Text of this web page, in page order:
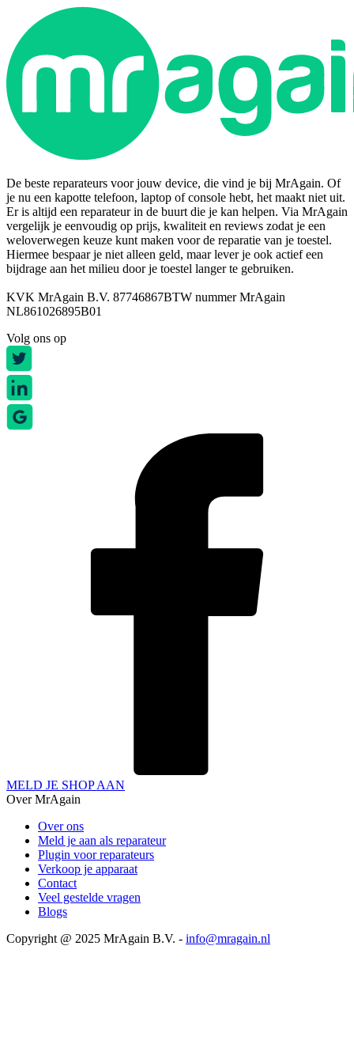
De beste reparateurs voor jouw device, die vind je bij MrAgain. Of
je nu een kapotte telefoon, laptop of console hebt, het maakt niet uit.
Er is altijd een reparateur in de buurt die je kan helpen. Via MrAgain
vergelijk je eenvoudig op prijs, kwaliteit en reviews zodat je een
weloverwegen keuze kunt maken voor de reparatie van je toestel.
Hiermee bespaar je niet alleen geld, maar lever je ook actief een
bijdrage aan het milieu door je toestel langer te gebruiken.
KVK MrAgain B.V. 87746867BTW nummer MrAgain
NL861026895B01
Volg ons op
MELD JE SHOP AAN
Over MrAgain
Over ons
Meld je aan als reparateur
Plugin voor reparateurs
Verkoop je apparaat
Contact
Veel gestelde vragen
Blogs
Copyright @ 2025 MrAgain B.V. - info@mragain.nl